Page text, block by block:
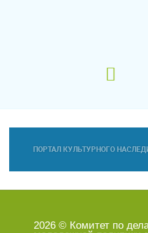
2026 © Комитет по